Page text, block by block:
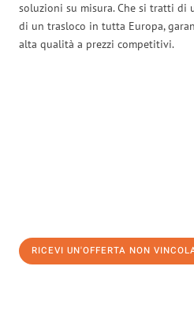
soluzioni su misura. Che si tratti di
di un trasloco in tutta Europa,
alta qualità a prezzi competitivi.
RICEVI UN'OFFERTA NON